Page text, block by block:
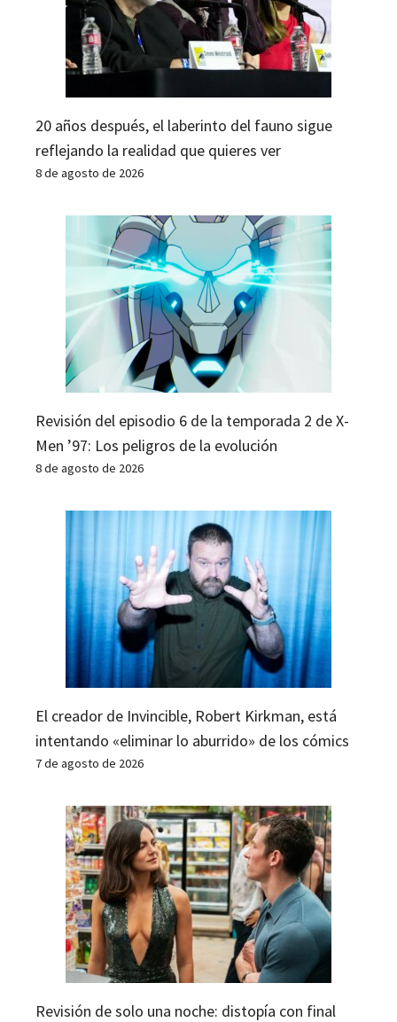
20 años después, el laberinto del fauno sigue
reflejando la realidad que quieres ver
8 de agosto de 2026
Revisión del episodio 6 de la temporada 2 de X-
Men ’97: Los peligros de la evolución
8 de agosto de 2026
El creador de Invincible, Robert Kirkman, está
intentando «eliminar lo aburrido» de los cómics
7 de agosto de 2026
Revisión de solo una noche: distopía con final